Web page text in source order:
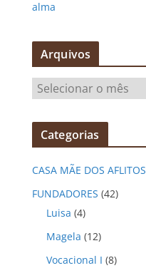
alma
Arquivos
r
q
v
o
Categorias
CASA MÃE DOS AFLITOS
FUNDADORES (42)
Luisa (4)
Magela (12)
Vocacional I (8)